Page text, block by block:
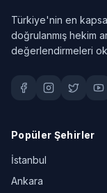
Türkiye'nin en
doğrulanmış hekim
değerlendirmeleri
Popüler Şehirler
İstanbul
Ankara